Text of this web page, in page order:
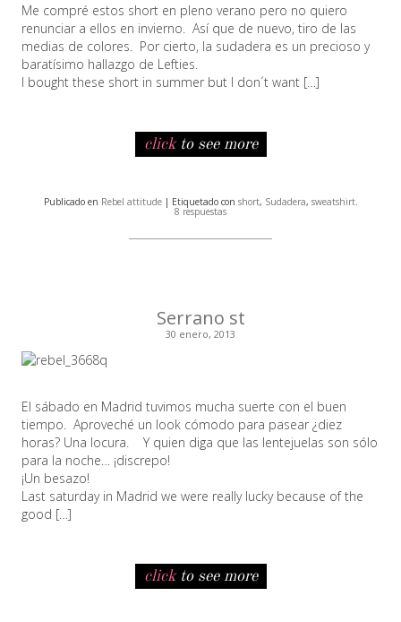
Me compré estos short en pleno verano pero no quiero
renunciar a ellos en invierno. Así que de nuevo, tiro de las
medias de colores. Por cierto, la sudadera es un precioso y
baratísimo hallazgo de Lefties.
I bought these short in summer but I don´t want […]
clickto see more
Publicado en Rebel attitude| Etiquetado con short, Sudadera, sweatshirt.
8 respuestas
Serrano st
30 enero, 2013
El sábado en Madrid tuvimos mucha suerte con el buen
tiempo. Aproveché un look cómodo para pasear ¿diez
horas? Una locura. Y quien diga que las lentejuelas son sólo
para la noche… ¡discrepo!
¡Un besazo!
Last saturday in Madrid we were really lucky because of the
good […]
clickto see more